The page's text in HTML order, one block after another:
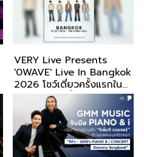
VERY Live Presents
'0WAVE' Live In Bangkok
2026 โชว์เดี่ยวครั้งแรกใน
ไทย 21 ต.ค. นี้